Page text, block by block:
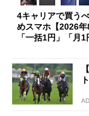
4キャリアで買う
めスマホ【2026年
「一括1円」「月